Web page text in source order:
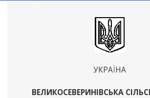
УКРАЇНА
ВЕЛИКОСЕВЕРИНІВСЬКА